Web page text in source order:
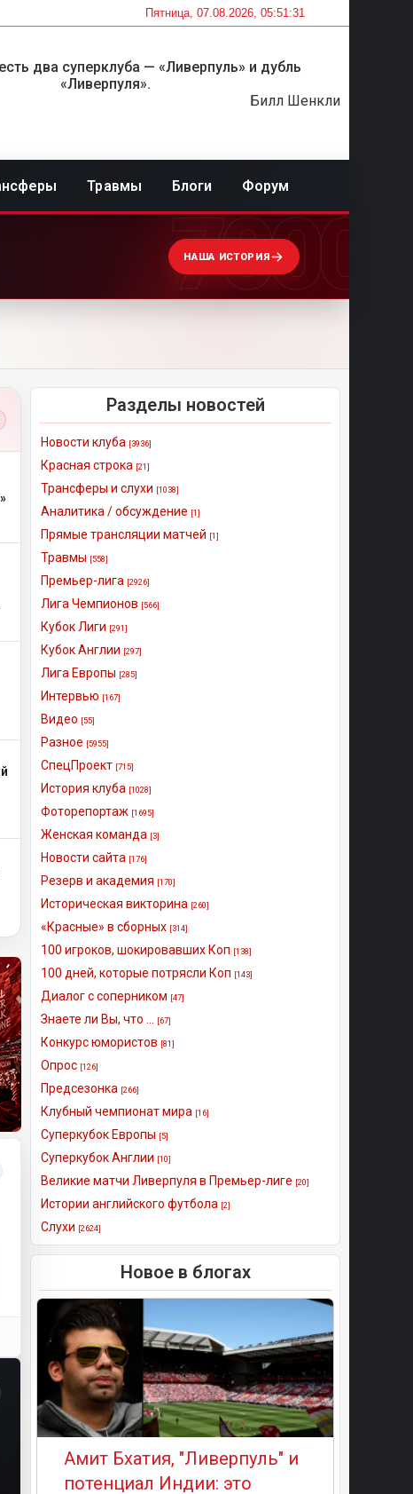
Пятница, 07.08.2026, 05:51:31
два суперклуба — «Ливерпуль» и дубль
«Ливерпуля».
Билл Шенкли
Травмы Блоги Форум
7000
НАША ИСТОРИЯ
Разделы новостей
Новости клуба [3936]
Красная строка [21]
Трансферы и слухи [1038]
Аналитика / обсуждение [1]
Прямые трансляции матчей [1]
Травмы [558]
Премьер-лига [2926]
Лига Чемпионов [566]
Кубок Лиги [291]
Кубок Англии [297]
Лига Европы [285]
Интервью [167]
Видео [55]
Разное [5955]
СпецПроект [715]
История клуба [1028]
Фоторепортаж [1695]
Женская команда [3]
Новости сайта [176]
Резерв и академия [170]
Историческая викторина [260]
«Красные» в сборных [314]
100 игроков, шокировавших Коп [138]
100 дней, которые потрясли Коп [143]
Диалог с соперником [47]
Знаете ли Вы, что ... [67]
Конкурс юмористов [81]
Опрос [126]
Предсезонка [266]
Клубный чемпионат мира [16]
Суперкубок Европы [5]
Суперкубок Англии [10]
Великие матчи Ливерпуля в Премьер-лиге [20]
Истории английского футбола [2]
Слухи [2624]
Новое в блогах
Амит Бхатия, "Ливерпуль" и
потенциал Индии: это